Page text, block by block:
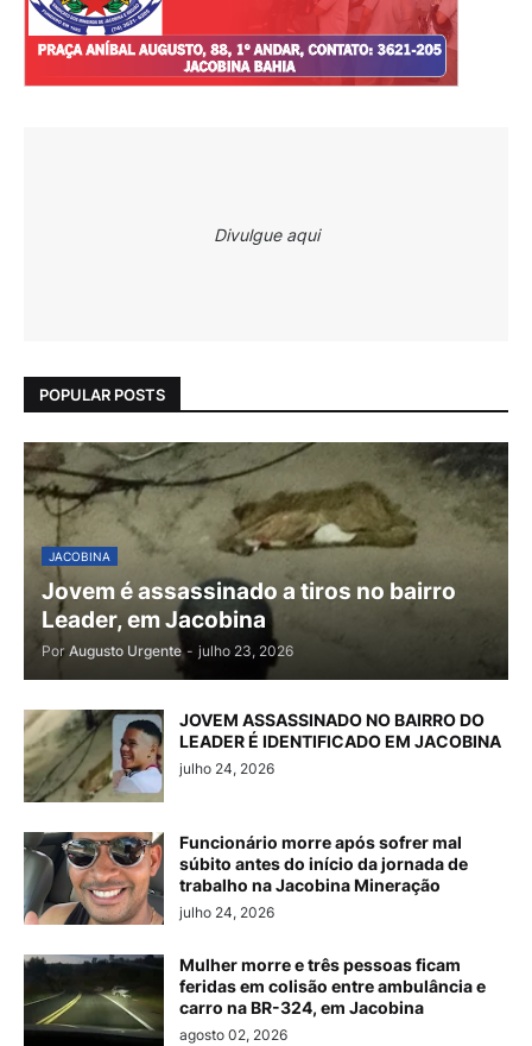
Divulgue aqui
POPULAR POSTS
JACOBINA
Jovem é assassinado a tiros no bairro
Leader, em Jacobina
Por Augusto Urgente - julho 23, 2026
JOVEM ASSASSINADO NO BAIRRO DO
LEADER É IDENTIFICADO EM JACOBINA
julho 24, 2026
Funcionário morre após sofrer mal
súbito antes do início da jornada de
trabalho na Jacobina Mineração
julho 24, 2026
Mulher morre e três pessoas ficam
feridas em colisão entre ambulância e
carro na BR-324, em Jacobina
agosto 02, 2026